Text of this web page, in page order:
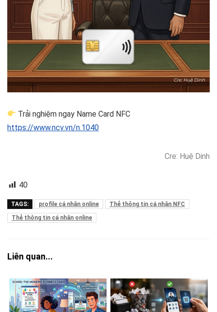
Trải nghiệm ngay Name Card NFC
https://www.ncv.vn/n.1040
Cre: Huệ Dinh
40
TAGS: profile cá nhân online
Thẻ thông tin cá nhân NFC
Thẻ thông tin cá nhân online
Liên quan...